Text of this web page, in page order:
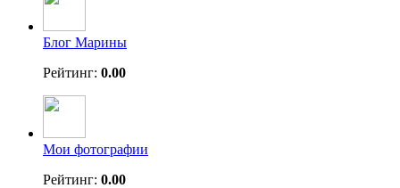
Блог Марины
Рейтинг: 0.00
Мои фотографии
Рейтинг: 0.00